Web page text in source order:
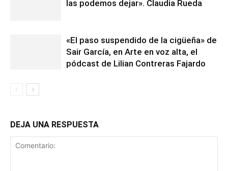
las podemos dejar». Claudia Rueda
«El paso suspendido de la cigüeña» de
Sair García, en Arte en voz alta, el
pódcast de Lilian Contreras Fajardo
DEJA UNA RESPUESTA